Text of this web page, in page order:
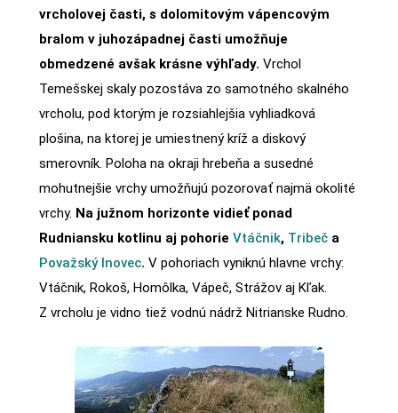
vrcholovej časti, s dolomitovým vápencovým
bralom v juhozápadnej časti umožňuje
obmedzené avšak krásne výhľady. Vrchol
Temešskej skaly pozostáva zo samotného skalného
vrcholu, pod ktorým je rozsiahlejšia vyhliadková
plošina, na ktorej je umiestnený kríž a diskový
smerovník. Poloha na okraji hrebeňa a susedné
mohutnejšie vrchy umožňujú pozorovať najmä okolité
vrchy. Na južnom horizonte vidieť ponad
Rudniansku kotlinu aj pohorie Vtáčnik, Tribeča
Považský Inovec. V pohoriach vyniknú hlavne vrchy:
Vtáčnik, Rokoš, Homôlka, Vápeč, Strážov aj Kľak.
Z vrcholu je vidno tiež vodnú nádrž Nitrianske Rudno.